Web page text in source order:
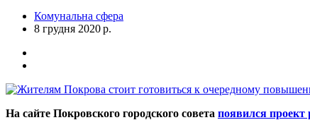
Комунальна сфера
8 грудня 2020 р.
На сайте Покровского городского совета появился проект